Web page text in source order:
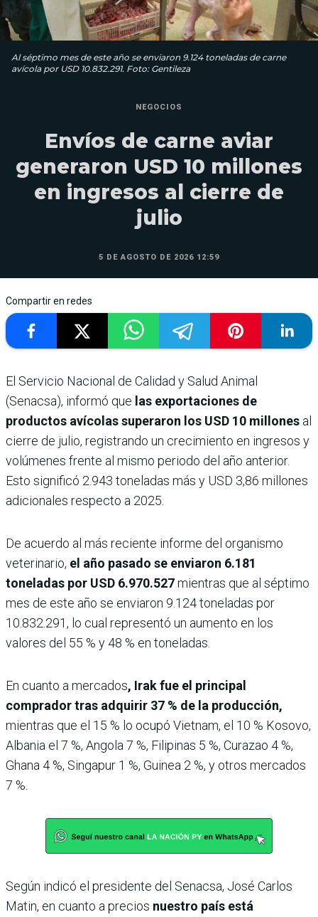
Al séptimo mes de este año se enviaron 9.124 toneladas de carne
avícola por USD 10.832.291. Foto: Gentileza
NEGOCIOS
Envíos de carne aviar
generaron USD 10 millones
en ingresos al cierre de
julio
5 DE AGOSTO DE 2026 12:59
Compartir en redes
El Servicio Nacional de Calidad y Salud Animal
(Senacsa), informó que las exportaciones de
productos avícolas superaron los USD 10 millones al
cierre de julio, registrando un crecimiento en ingresos y
volúmenes frente al mismo periodo del año anterior.
Esto significó 2.943 toneladas más y USD 3,86 millones
adicionales respecto a 2025.
De acuerdo al más reciente informe del organismo
veterinario, el año pasado se enviaron 6.181
toneladas por USD 6.970.527mientras que al séptimo
mes de este año se enviaron 9.124 toneladas por
10.832.291, lo cual representó un aumento en los
valores del 55 % y 48 % en toneladas.
En cuanto a mercados, Irak fue el principal
comprador tras adquirir 37 % de la producción,
mientras que el 15 % lo ocupó Vietnam, el 10 % Kosovo,
Albania el 7 %, Angola 7 %, Filipinas 5 %, Curazao 4 %,
Ghana 4 %, Singapur 1 %, Guinea 2 %, y otros mercados
7 %.
Según indicó el presidente del Senacsa, José Carlos
Matin, en cuanto a precios nuestro país está